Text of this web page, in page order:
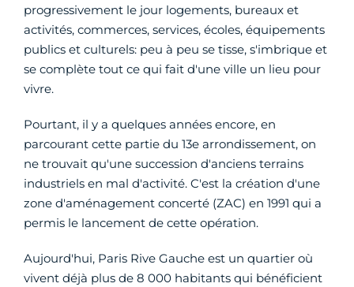
progressivement le jour logements, bureaux et
activités, commerces, services, écoles, équipements
publics et culturels: peu à peu se tisse, s'imbrique et
se complète tout ce qui fait d'une ville un lieu pour
vivre.
Pourtant, il y a quelques années encore, en
parcourant cette partie du 13e arrondissement, on
ne trouvait qu'une succession d'anciens terrains
industriels en mal d'activité. C'est la création d'une
zone d'aménagement concerté (ZAC) en 1991 qui a
permis le lancement de cette opération.
Aujourd'hui, Paris Rive Gauche est un quartier où
vivent déjà plus de 8 000 habitants qui bénéficient